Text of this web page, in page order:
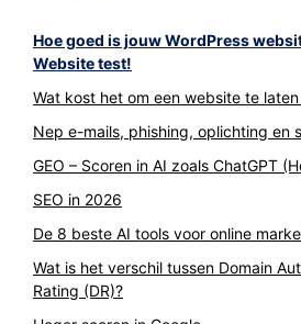
Hoe goed is jouw WordPress
Website test!
Wat kost het om een website te
Nep e-mails, phishing, oplichting en
GEO – Scoren in AI zoals ChatGPT
SEO in 2026
De 8 beste AI tools voor online
Wat is het verschil tussen Domain
Rating (DR)?